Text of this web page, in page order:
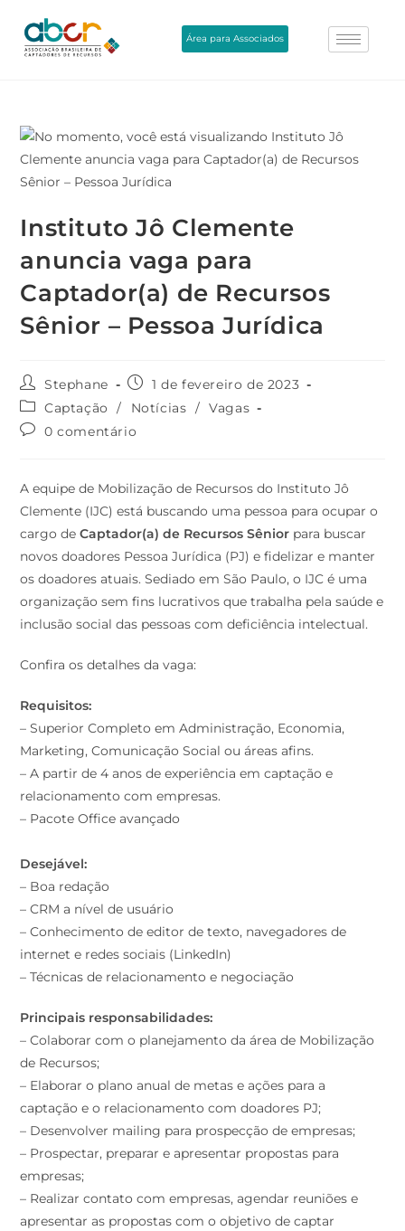
Área para Associados
Instituto Jô Clemente
anuncia vaga para
Captador(a) de Recursos
Sênior – Pessoa Jurídica
Stephane
1 de fevereiro de 2023
Captação
/ Notícias / Vagas
0 comentário
A equipe de Mobilização de Recursos do Instituto Jô
Clemente (IJC) está buscando uma pessoa para ocupar o
cargo deCaptador(a) de Recursos Sênior para buscar
novos doadores Pessoa Jurídica (PJ) e fidelizar e manter
os doadores atuais. Sediado em São Paulo, o IJC é uma
organização sem fins lucrativos que trabalha pela saúde e
inclusão social das pessoas com deficiência intelectual.
Confira os detalhes da vaga:
Requisitos:
– Superior Completo em Administração, Economia,
Marketing, Comunicação Social ou áreas afins.
– A partir de 4 anos de experiência em captação e
relacionamento com empresas.
– Pacote Office avançado
Desejável:
– Boa redação
– CRM a nível de usuário
– Conhecimento de editor de texto, navegadores de
internet e redes sociais (LinkedIn)
– Técnicas de relacionamento e negociação
Principais responsabilidades:
– Colaborar com o planejamento da área de Mobilização
de Recursos;
– Elaborar o plano anual de metas e ações para a
captação e o relacionamento com doadores PJ;
– Desenvolver mailing para prospecção de empresas;
– Prospectar, preparar e apresentar propostas para
empresas;
– Realizar contato com empresas, agendar reuniões e
apresentar as propostas com o objetivo de captar